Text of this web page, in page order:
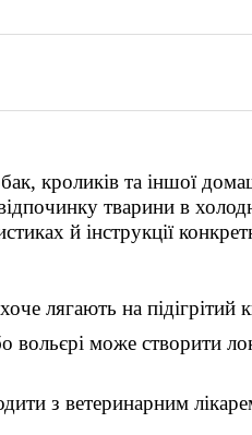
кроликів та іншої
тварини в
й інструкції
лягають на підігрітий
вольєрі може створити
з ветеринарним